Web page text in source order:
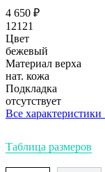
4 650 ₽
12121
Цвет
бежевый
Материал верха
нат. кожа
Подкладка
отсутствует
Все характеристики
Таблица размеров